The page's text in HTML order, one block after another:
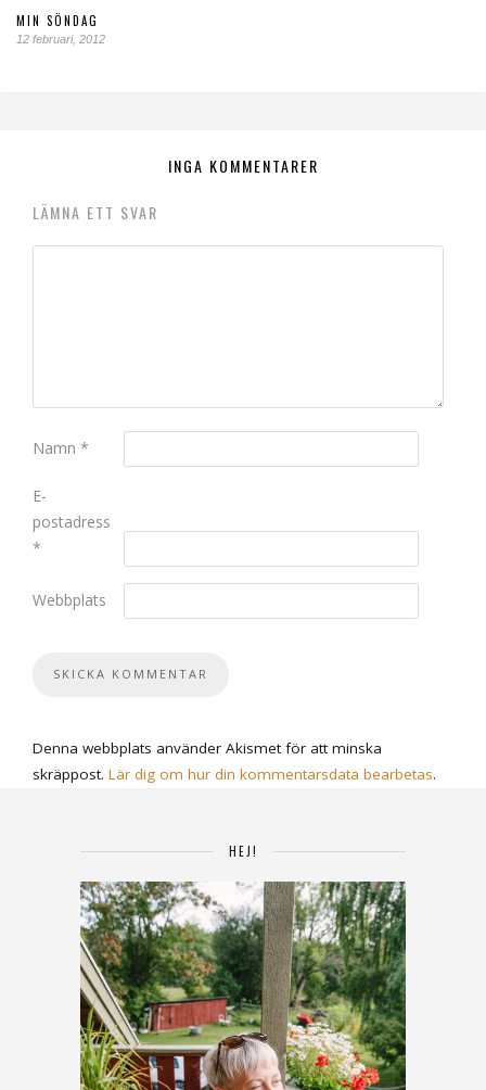
MIN SÖNDAG
12 februari, 2012
INGA KOMMENTARER
LÄMNA ETT SVAR
Namn *
E-
postadress
*
Webbplats
Denna webbplats använder Akismet för att minska
skräppost. Lär dig om hur din kommentarsdata bearbetas.
HEJ!